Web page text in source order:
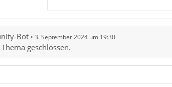
Bot 3. September 2024 um 19:30
geschlossen.